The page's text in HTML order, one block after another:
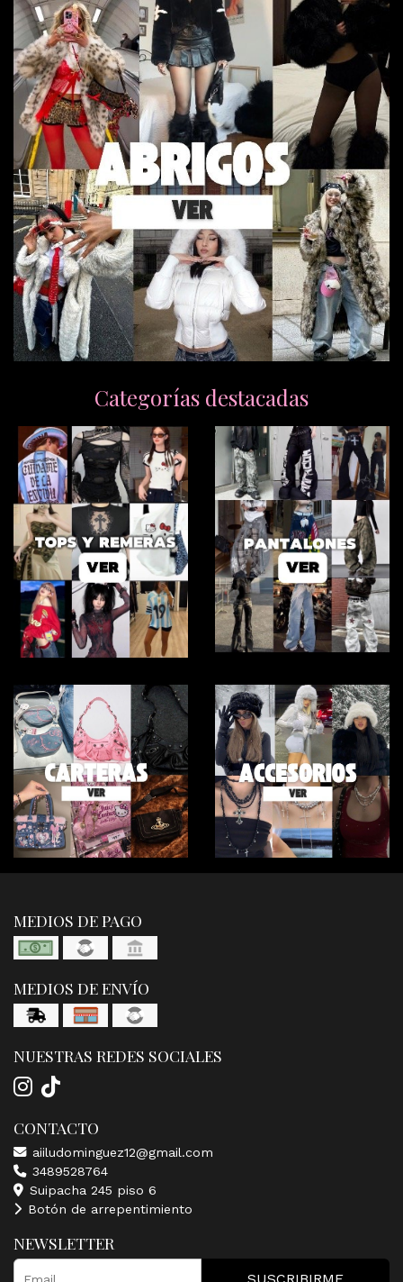
Categorías destacadas
MEDIOS DE PAGO
MEDIOS DE ENVÍO
NUESTRAS REDES SOCIALES
CONTACTO
aiiludominguez12@gmail.com
3489528764
Suipacha 245 piso 6
Botón de arrepentimiento
NEWSLETTER